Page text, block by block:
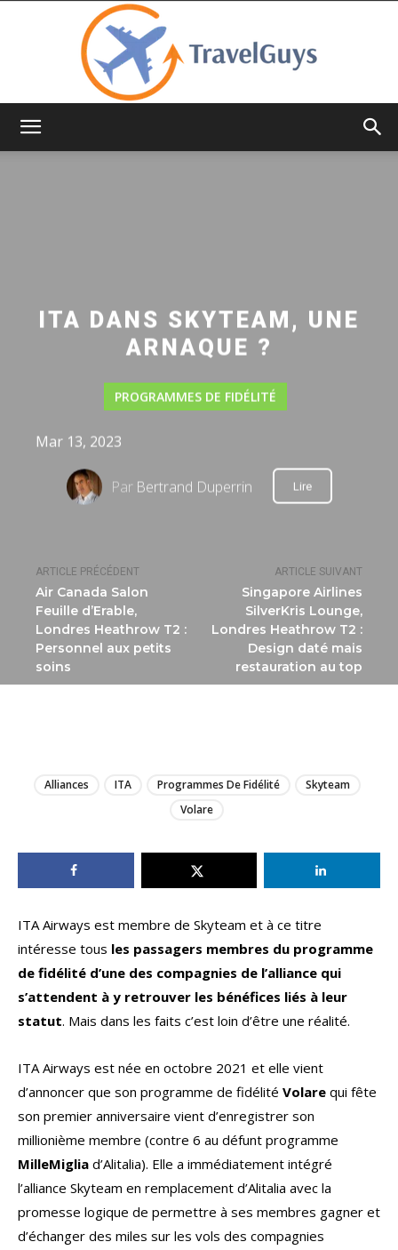
ARTICLE PRÉCÉDENT
Air Canada Salon
Feuille d’Erable,
Londres Heathrow T2 :
Personnel aux petits
soins
ARTICLE SUIVANT
Singapore Airlines
SilverKris Lounge,
Londres Heathrow T2 :
Design daté mais
restauration au top
ITA DANS SKYTEAM, UNE
ARNAQUE ?
PROGRAMMES DE FIDÉLITÉ
Mar 13, 2023
Par Bertrand Duperrin Lire
Alliances ITA Programmes De Fidélité
Skyteam
Volare
ITA Airways est membre de Skyteam et à ce titre
intéresse tous les passagers membres du programme
de fidélité d’une des compagnies de l’alliance qui
s’attendent à y retrouver les bénéfices liés à leur
statut. Mais dans les faits c’est loin d’être une réalité.
ITA Airways est née en octobre 2021 et elle vient
d’annoncer que son programme de fidélité Volare qui fête
son premier anniversaire vient d’enregistrer son
millionième membre (contre 6 au défunt programme
MilleMiglia d’Alitalia). Elle a immédiatement intégré
l’alliance Skyteam en remplacement d’Alitalia avec la
promesse logique de permettre à ses membres gagner et
d’échanger des miles sur les vols des compagnies